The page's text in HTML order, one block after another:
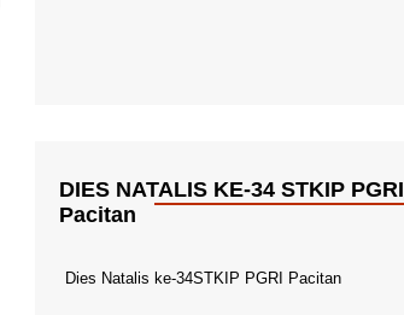
DIES NATALIS KE-34 STKIP PGRI
Pacitan
Dies Natalis ke-34STKIP PGRI Pacitan